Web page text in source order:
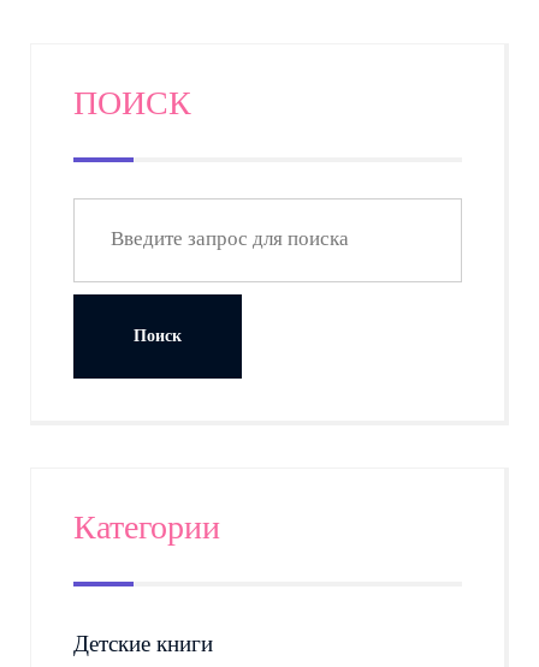
ПОИСК
Категории
Детские книги